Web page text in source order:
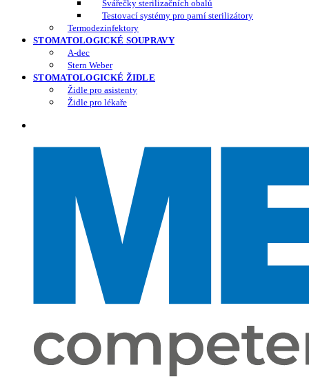
Svářečky sterilizačních obalů
Testovací systémy pro parní sterilizátory
Termodezinfektory
STOMATOLOGICKÉ SOUPRAVY
A-dec
Stern Weber
STOMATOLOGICKÉ ŽIDLE
Židle pro asistenty
Židle pro lékaře